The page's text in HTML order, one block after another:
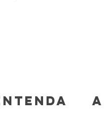
a